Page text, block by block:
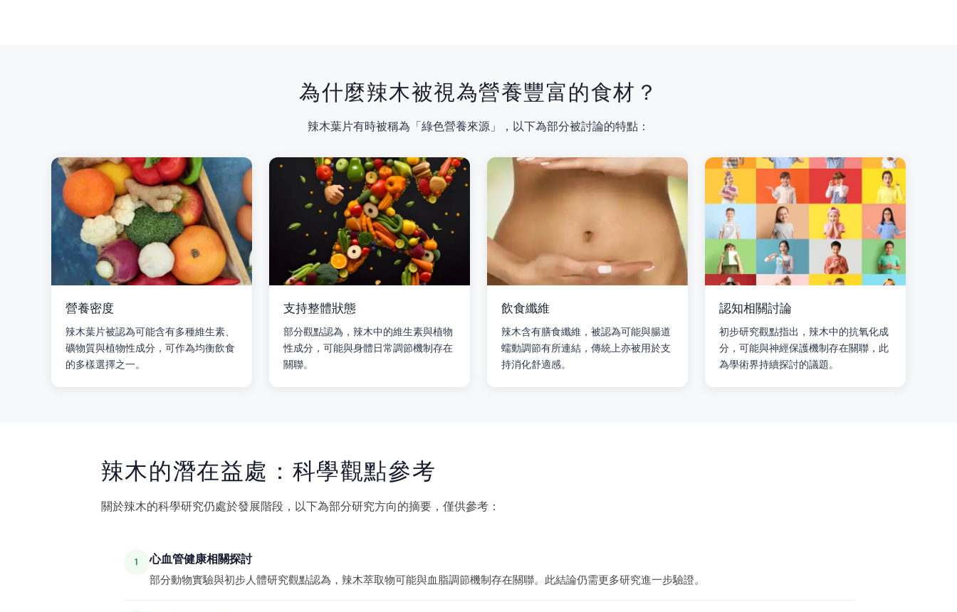
為什麼辣木被視為營養豐富的食材？
辣木葉片有時被稱為「綠色營養來源」，以下為部分被討論的特點：
營養密度
辣木葉片被認為可能含有多種維生素、
礦物質與植物性成分，可作為均衡飲食
的多樣選擇之一。
支持整體狀態
部分觀點認為，辣木中的維生素與植物
性成分，可能與身體日常調節機制存在
關聯。
飲食纖維
辣木含有膳食纖維，被認為可能與腸道
蠕動調節有所連結，傳統上亦被用於支
持消化舒適感。
認知相關討論
初步研究觀點指出，辣木中的抗氧化成
分，可能與神經保護機制存在關聯，此
為學術界持續探討的議題。
辣木的潛在益處：科學觀點參考
關於辣木的科學研究仍處於發展階段，以下為部分研究方向的摘要，僅供參考：
1 心血管健康相關探討
部分動物實驗與初步人體研究觀點認為，辣木萃取物可能與血脂調節機制存在關聯。此結論仍需更多研究進一步驗證。